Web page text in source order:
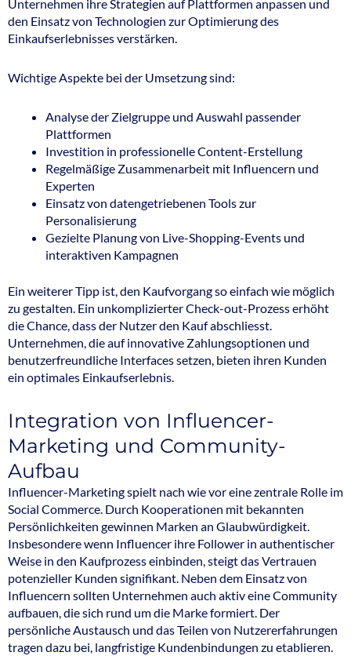
Unternehmen ihre Strategien auf Plattformen anpassen und
den Einsatz von Technologien zur Optimierung des
Einkaufserlebnisses verstärken.
Wichtige Aspekte bei der Umsetzung sind:
Analyse der Zielgruppe und Auswahl passender
Plattformen
Investition in professionelle Content-Erstellung
Regelmäßige Zusammenarbeit mit Influencern und
Experten
Einsatz von datengetriebenen Tools zur
Personalisierung
Gezielte Planung von Live-Shopping-Events und
interaktiven Kampagnen
Ein weiterer Tipp ist, den Kaufvorgang so einfach wie möglich
zu gestalten. Ein unkomplizierter Check-out-Prozess erhöht
die Chance, dass der Nutzer den Kauf abschliesst.
Unternehmen, die auf innovative Zahlungsoptionen und
benutzerfreundliche Interfaces setzen, bieten ihren Kunden
ein optimales Einkaufserlebnis.
Integration von Influencer-
Marketing und Community-
Aufbau
Influencer-Marketing spielt nach wie vor eine zentrale Rolle im
Social Commerce. Durch Kooperationen mit bekannten
Persönlichkeiten gewinnen Marken an Glaubwürdigkeit.
Insbesondere wenn Influencer ihre Follower in authentischer
Weise in den Kaufprozess einbinden, steigt das Vertrauen
potenzieller Kunden signifikant. Neben dem Einsatz von
Influencern sollten Unternehmen auch aktiv eine Community
aufbauen, die sich rund um die Marke formiert. Der
persönliche Austausch und das Teilen von Nutzererfahrungen
tragen dazu bei, langfristige Kundenbindungen zu etablieren.